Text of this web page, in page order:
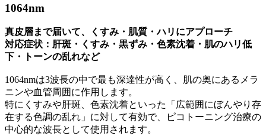
1064nm
真皮層まで届いて、くすみ・肌質・ハリにアプローチ
対応症状：肝斑・くすみ・黒ずみ・色素沈着・肌のハリ低
下・トーンの乱れなど
1064nmは3波長の中で最も深達性が高く、肌の奥にあるメラ
ニンや血管周囲に作用します。
特にくすみや肝斑、色素沈着といった「広範囲にぼんやり存
在する色調の乱れ」に対して有効で、ピコトーニング治療の
中心的な波長として使用されます。